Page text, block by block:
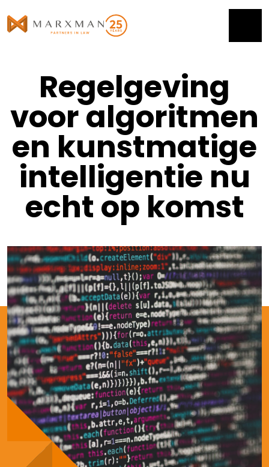
Regelgeving
voor algoritmen
en kunstmatige
intelligentie nu
echt op komst